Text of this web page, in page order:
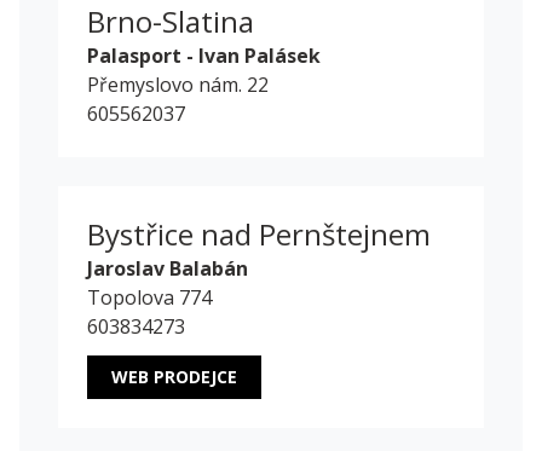
Brno-Slatina
Palasport - Ivan Palásek
Přemyslovo nám. 22
605562037
Bystřice nad Pernštejnem
Jaroslav Balabán
Topolova 774
603834273
WEB PRODEJCE